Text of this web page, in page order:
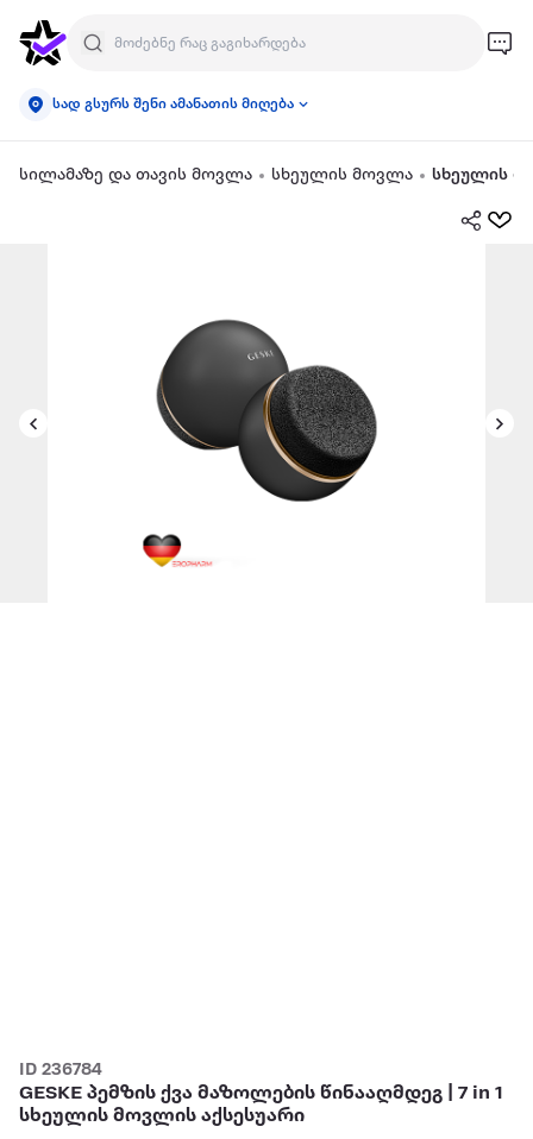
სად გსურს შენი ამანათის მიღება
სილამაზე და თავის მოვლა სხეულის მოვლა სხეულის
ID 236784
GESKE პემზის ქვა მაზოლების წინააღმდეგ | 7 in 1
სხეულის მოვლის აქსესუარი